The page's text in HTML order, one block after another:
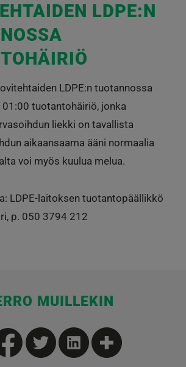
LDPE:N
LDPE:n tuotannossa
tuotantohäiriö, jonka
liekki on tavallista
aikaansaama ääni normaalia
voi myös kuulua melua.
LDPE-laitoksen tuotantopäällikkö
p. 050 3794 212
MUILLEKIN